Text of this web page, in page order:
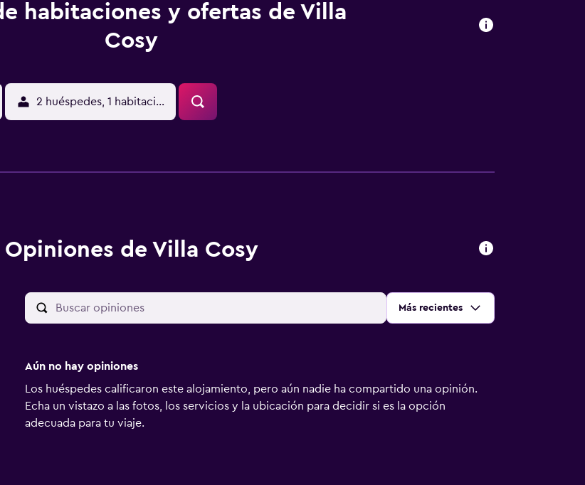
habitaciones y ofertas de Villa
Cosy
2 huéspedes, 1 habitación
Opiniones de Villa Cosy
Ordenar por:
Más recientes
Aún no hay opiniones
Los huéspedes calificaron este alojamiento, pero aún nadie ha compartido una opinión.
Echa un vistazo a las fotos, los servicios y la ubicación para decidir si es la opción
adecuada para tu viaje.